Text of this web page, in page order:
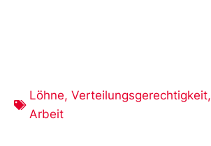
Löhne, Verteilungsgerechtigkeit,
Arbeit